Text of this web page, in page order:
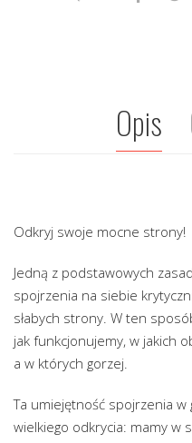
Opis
Odkryj swoje mocne strony!
Jedną z podstawowych
spojrzenia na siebie
słabych strony. W ten
jak funkcjonujemy, w jakich
a w których gorzej.
Ta umiejętność spojrzenia w
wielkiego odkrycia: mamy w